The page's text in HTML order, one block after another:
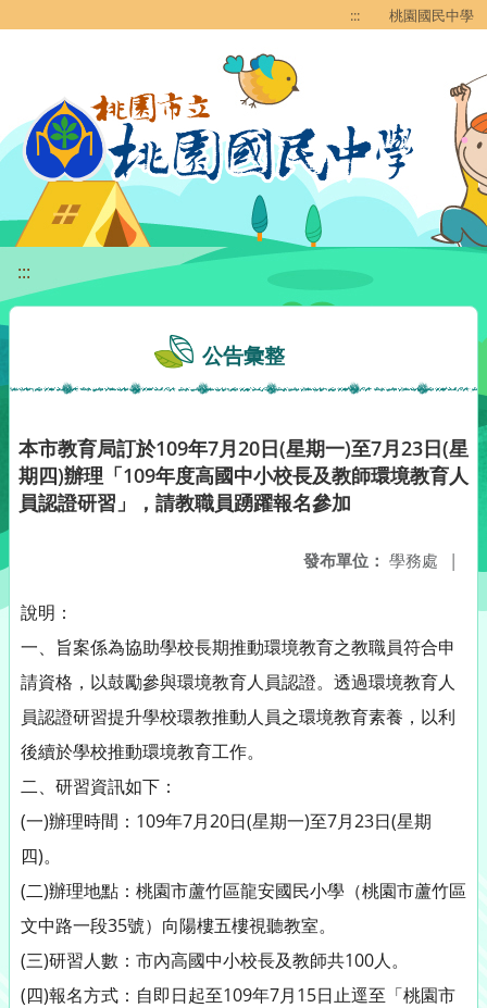
::: 桃園國民中學
:::
公告彙整
本市教育局訂於109年7月20日(星期一)至7月23日(星
期四)辦理「109年度高國中小校長及教師環境教育人
員認證研習」，請教職員踴躍報名參加
發布單位： 學務處 |
說明：
一、旨案係為協助學校長期推動環境教育之教職員符合申
請資格，以鼓勵參與環境教育人員認證。透過環境教育人
員認證研習提升學校環教推動人員之環境教育素養，以利
後續於學校推動環境教育工作。
二、研習資訊如下：
(一)辦理時間：109年7月20日(星期一)至7月23日(星期
四)。
(二)辦理地點：桃園市蘆竹區龍安國民小學（桃園市蘆竹區
文中路一段35號）向陽樓五樓視聽教室。
(三)研習人數：市內高國中小校長及教師共100人。
(四)報名方式：自即日起至109年7月15日止逕至「桃園市